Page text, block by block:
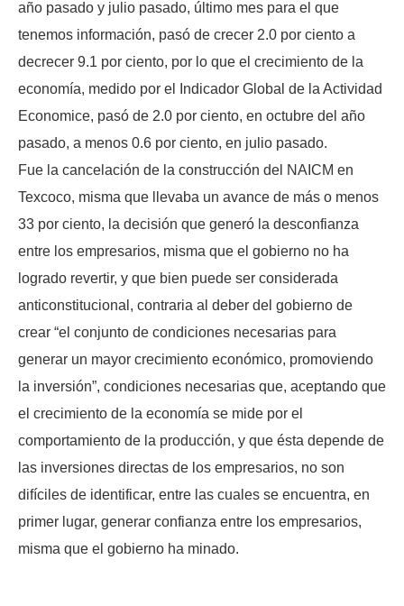
año pasado y julio pasado, último mes para el que
tenemos información, pasó de crecer 2.0 por ciento a
decrecer 9.1 por ciento, por lo que el crecimiento de la
economía, medido por el Indicador Global de la Actividad
Economice, pasó de 2.0 por ciento, en octubre del año
pasado, a menos 0.6 por ciento, en julio pasado.
Fue la cancelación de la construcción del NAICM en
Texcoco, misma que llevaba un avance de más o menos
33 por ciento, la decisión que generó la desconfianza
entre los empresarios, misma que el gobierno no ha
logrado revertir, y que bien puede ser considerada
anticonstitucional, contraria al deber del gobierno de
crear “el conjunto de condiciones necesarias para
generar un mayor crecimiento económico, promoviendo
la inversión”, condiciones necesarias que, aceptando que
el crecimiento de la economía se mide por el
comportamiento de la producción, y que ésta depende de
las inversiones directas de los empresarios, no son
difíciles de identificar, entre las cuales se encuentra, en
primer lugar, generar confianza entre los empresarios,
misma que el gobierno ha minado.